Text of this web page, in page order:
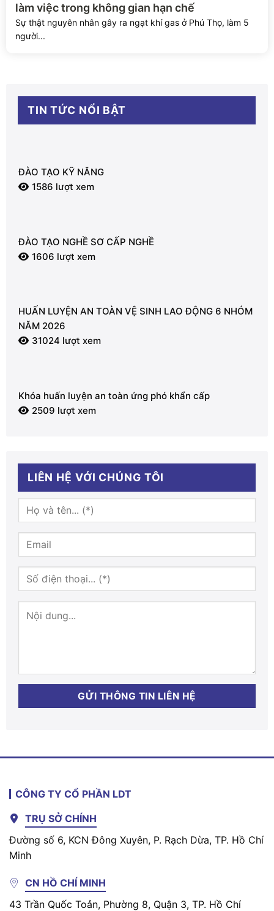
làm việc trong không gian hạn chế
Sự thật nguyên nhân gây ra ngạt khí gas ở Phú Thọ, làm 5
người...
TIN TỨC NỔI BẬT
ĐÀO TẠO KỸ NĂNG
1586 lượt xem
ĐÀO TẠO NGHỀ SƠ CẤP NGHỀ
1606 lượt xem
HUẤN LUYỆN AN TOÀN VỆ SINH LAO ĐỘNG 6 NHÓM
NĂM 2026
31024 lượt xem
Khóa huấn luyện an toàn ứng phó khẩn cấp
2509 lượt xem
LIÊN HỆ VỚI CHÚNG TÔI
CÔNG TY CỔ PHẦN LDT
TRỤ SỞ CHÍNH
Đường số 6, KCN Đông Xuyên, P. Rạch Dừa, TP. Hồ Chí
Minh
CN HỒ CHÍ MINH
43 Trần Quốc Toản, Phường 8, Quận 3, TP. Hồ Chí